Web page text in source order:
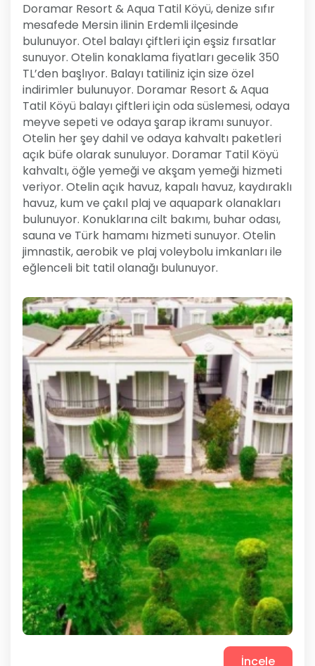
Doramar Resort & Aqua Tatil Köyü, denize sıfır
mesafede Mersin ilinin Erdemli ilçesinde
bulunuyor. Otel balayı çiftleri için eşsiz fırsatlar
sunuyor. Otelin konaklama fiyatları gecelik 350
TL’den başlıyor. Balayı tatiliniz için size özel
indirimler bulunuyor. Doramar Resort & Aqua
Tatil Köyü balayı çiftleri için oda süslemesi, odaya
meyve sepeti ve odaya şarap ikramı sunuyor.
Otelin her şey dahil ve odaya kahvaltı paketleri
açık büfe olarak sunuluyor. Doramar Tatil Köyü
kahvaltı, öğle yemeği ve akşam yemeği hizmeti
veriyor. Otelin açık havuz, kapalı havuz, kaydıraklı
havuz, kum ve çakıl plaj ve aquapark olanakları
bulunuyor. Konuklarına cilt bakımı, buhar odası,
sauna ve Türk hamamı hizmeti sunuyor. Otelin
jimnastik, aerobik ve plaj voleybolu imkanları ile
eğlenceli bit tatil olanağı bulunuyor.
İncele